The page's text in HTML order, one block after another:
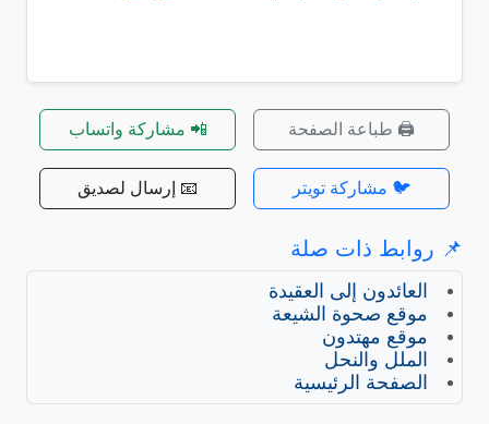
🖨️ طباعة الصفحة 📲 مشاركة واتساب
🐦 مشاركة تويتر 📧 إرسال لصديق
📌 روابط ذات صلة
العائدون إلى العقيدة
موقع صحوة الشيعة
موقع مهتدون
الملل والنحل
الصفحة الرئيسية